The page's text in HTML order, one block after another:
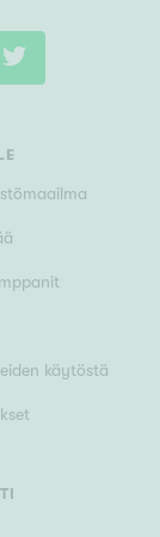
käytöstä